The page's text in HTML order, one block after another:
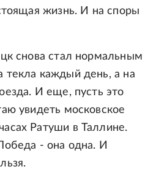
жизнь. И на споры
снова стал нормальным
текла каждый день, а на
И еще, пусть это
увидеть московское
Ратуши в Таллине.
- она одна. И